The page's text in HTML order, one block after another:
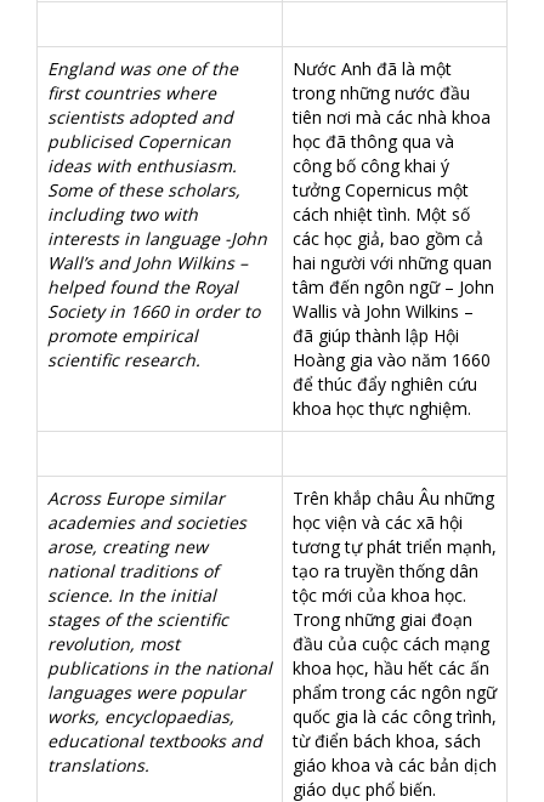
England was one of the
first countries where
scientists adopted and
publicised Copernican
ideas with enthusiasm.
Some of these scholars,
including two with
interests in language -John
Wall’s and John Wilkins –
helped found the Royal
Society in 1660 in order to
promote empirical
scientific research.
Nước Anh đã là một
trong những nước đầu
tiên nơi mà các nhà khoa
học đã thông qua và
công bố công khai ý
tưởng Copernicus một
cách nhiệt tình. Một số
các học giả, bao gồm cả
hai người với những quan
tâm đến ngôn ngữ – John
Wallis và John Wilkins –
đã giúp thành lập Hội
Hoàng gia vào năm 1660
để thúc đẩy nghiên cứu
khoa học thực nghiệm.
Across Europe similar
academies and societies
arose, creating new
national traditions of
science. In the initial
stages of the scientific
revolution, most
publications in the national
languages were popular
works, encyclopaedias,
educational textbooks and
translations.
Trên khắp châu Âu những
học viện và các xã hội
tương tự phát triển mạnh,
tạo ra truyền thống dân
tộc mới của khoa học.
Trong những giai đoạn
đầu của cuộc cách mạng
khoa học, hầu hết các ấn
phẩm trong các ngôn ngữ
quốc gia là các công trình,
từ điển bách khoa, sách
giáo khoa và các bản dịch
giáo dục phổ biến.